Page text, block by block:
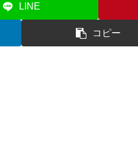
LINE
コピー